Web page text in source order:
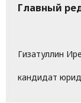
Главный
Гизатуллин
кандидат